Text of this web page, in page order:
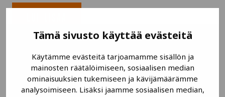
Tämä sivusto käyttää evästeitä
Käytämme evästeitä tarjoamamme sisällön ja
mainosten räätälöimiseen, sosiaalisen median
ominaisuuksien tukemiseen ja kävijämäärämme
analysoimiseen. Lisäksi jaamme sosiaalisen median,